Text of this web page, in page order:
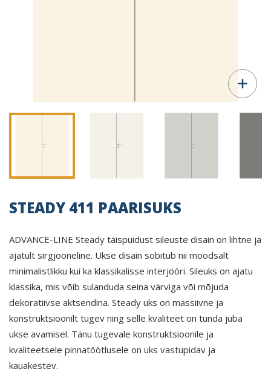
STEADY 411 PAARISUKS
ADVANCE-LINE Steady täispuidust sileuste disain on lihtne ja
ajatult sirgjooneline. Ukse disain sobitub nii moodsalt
minimalistlikku kui ka klassikalisse interjööri. Sileuks on ajatu
klassika, mis võib sulanduda seina värviga või mõjuda
dekoratiivse aktsendina. Steady uks on massiivne ja
konstruktsioonilt tugev ning selle kvaliteet on tunda juba
ukse avamisel. Tänu tugevale konstruktsioonile ja
kvaliteetsele pinnatöötlusele on uks vastupidav ja
kauakestev.